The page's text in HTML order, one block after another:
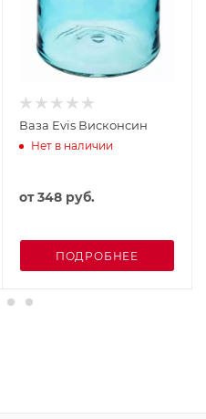
Ваза Evis Висконсин
Нет в наличии
от348 руб.
ПОДРОБНЕЕ